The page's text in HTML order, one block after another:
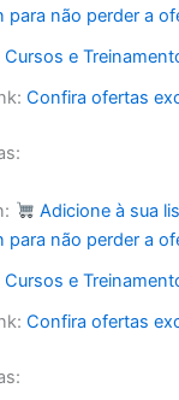
para não perder a
Cursos e
Confira ofertas
Adicione à sua
para não perder a
Cursos e
Confira ofertas